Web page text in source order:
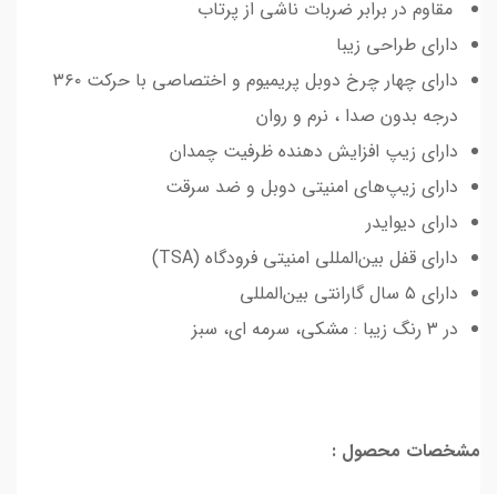
مقاوم در برابر ضربات ناشی از پرتاب
دارای طراحی زیبا
دارای چهار چرخ دوبل پریمیوم و اختصاصی با حرکت ۳۶۰
درجه بدون صدا ، نرم و روان
دارای زیپ افزایش دهنده ظرفیت چمدان
دارای زیپ‌های امنیتی دوبل و ضد سرقت
دارای دیوایدر
دارای قفل بین‌المللی امنیتی فرودگاه (TSA)
دارای ۵ سال گارانتی بین‌المللی
در ۳ رنگ زیبا : مشکی، سرمه ای، سبز
مشخصات محصول :